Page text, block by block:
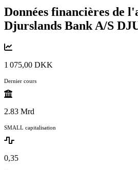
Données financières de
Djurslands Bank A/S
1 075,00 DKK
Dernier cours
2.83 Mrd
SMALL capitalisation
0,35